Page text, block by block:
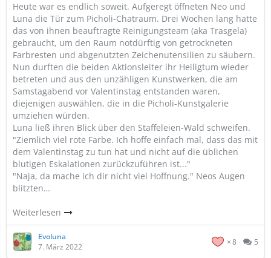
Heute war es endlich soweit. Aufgeregt öffneten Neo und
Luna die Tür zum Picholi-Chatraum. Drei Wochen lang hatte
das von ihnen beauftragte Reinigungsteam (aka Trasgela)
gebraucht, um den Raum notdürftig von getrockneten
Farbresten und abgenutzten Zeichenutensilien zu säubern.
Nun durften die beiden Aktionsleiter ihr Heiligtum wieder
betreten und aus den unzähligen Kunstwerken, die am
Samstagabend vor Valentinstag entstanden waren,
diejenigen auswählen, die in die Picholi-Kunstgalerie
umziehen würden.
Luna ließ ihren Blick über den Staffeleien-Wald schweifen.
"Ziemlich viel rote Farbe. Ich hoffe einfach mal, dass das mit
dem Valentinstag zu tun hat und nicht auf die üblichen
blutigen Eskalationen zurückzuführen ist..."
"Naja, da mache ich dir nicht viel Hoffnung." Neos Augen
blitzten…
Weiterlesen
Evoluna
7. März 2022
8 5